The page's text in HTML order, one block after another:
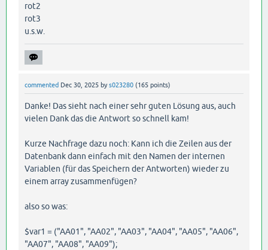
rot2
rot3
u.s.w.
commented Dec 30, 2025 bys023280 (165 points)
Danke! Das sieht nach einer sehr guten Lösung aus, auch
vielen Dank das die Antwort so schnell kam!
Kurze Nachfrage dazu noch: Kann ich die Zeilen aus der
Datenbank dann einfach mit den Namen der internen
Variablen (für das Speichern der Antworten) wieder zu
einem array zusammenfügen?
also so was:
$var1 = ("AA01", "AA02", "AA03", "AA04", "AA05", "AA06",
"AA07", "AA08", "AA09");